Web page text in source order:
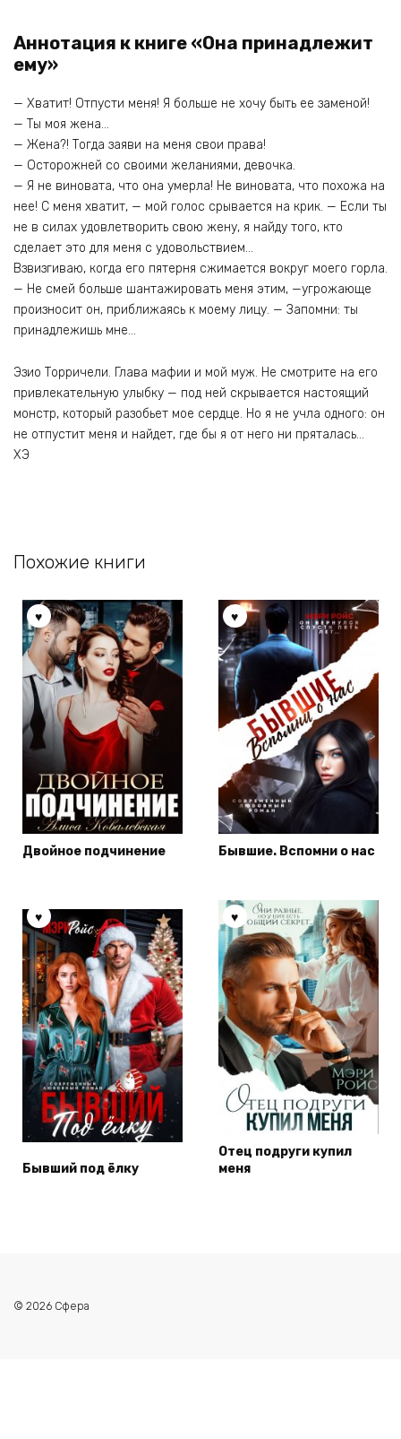
Аннотация к книге «Она принадлежит
ему»
— Хватит! Отпусти меня! Я больше не хочу быть ее заменой!
— Ты моя жена…
— Жена?! Тогда заяви на меня свои права!
— Осторожней со своими желаниями, девочка.
— Я не виновата, что она умерла! Не виновата, что похожа на
нее! С меня хватит, — мой голос срывается на крик. — Если ты
не в силах удовлетворить свою жену, я найду того, кто
сделает это для меня с удовольствием…
Взвизгиваю, когда его пятерня сжимается вокруг моего горла.
— Не смей больше шантажировать меня этим, —угрожающе
произносит он, приближаясь к моему лицу. — Запомни: ты
принадлежишь мне…
Эзио Торричели. Глава мафии и мой муж. Не смотрите на его
привлекательную улыбку — под ней скрывается настоящий
монстр, который разобьет мое сердце. Но я не учла одного: он
не отпустит меня и найдет, где бы я от него ни пряталась…
ХЭ
Похожие книги
Двойное подчинение Бывшие. Вспомни о нас
Бывший под ёлку
Отец подруги купил
меня
© 2026 Сфера